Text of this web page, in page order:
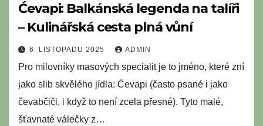
Ćevapi: Balkánská legenda na talíři
– Kulinářská cesta plná vůní
6. LISTOPADU 2025 ADMIN
Pro milovníky masových specialit je to jméno, které zní
jako slib skvělého jídla: Ćevapi (často psané i jako
čevabčiči, i když to není zcela přesné). Tyto malé,
šťavnaté válečky z…